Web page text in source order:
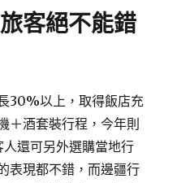
客絕不能錯
30%以上，取得飯店充
＋酒套裝行程，今年則
還可另外選購當地行
表現都不錯，而邊疆行